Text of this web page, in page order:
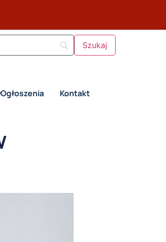
Ogłoszenia Kontakt